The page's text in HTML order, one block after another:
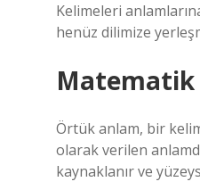
Kelimeleri
henüz dilimize
Örtük anlam, bir
olarak verilen
kaynaklanır ve